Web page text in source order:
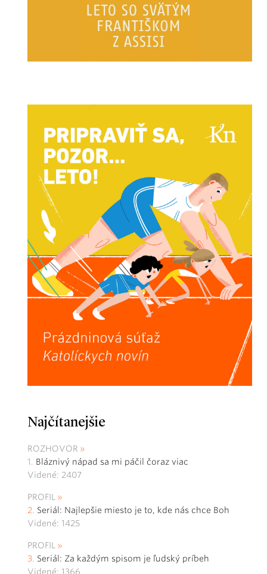
Najčítanejšie
ROZHOVOR
Bláznivý nápad sa mi páčil čoraz viac
Videné: 2407
PROFIL
Seriál: Najlepšie miesto je to, kde nás chce Boh
Videné: 1425
PROFIL
Seriál: Za každým spisom je ľudský príbeh
Videné: 1366